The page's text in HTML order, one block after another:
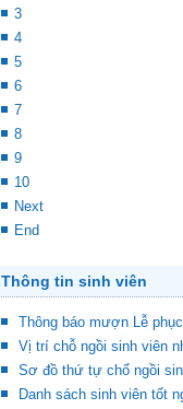
3
4
5
6
7
8
9
10
Next
End
Thông tin sinh viên
Thông báo mượn Lễ
Vị trí chỗ ngồi sinh viên
Sơ đồ thứ tự chổ ngồi
Danh sách sinh viên tốt